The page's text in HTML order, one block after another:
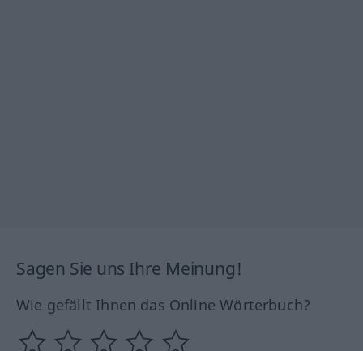
Sagen Sie uns Ihre Meinung!
Wie gefällt Ihnen das Online Wörterbuch?